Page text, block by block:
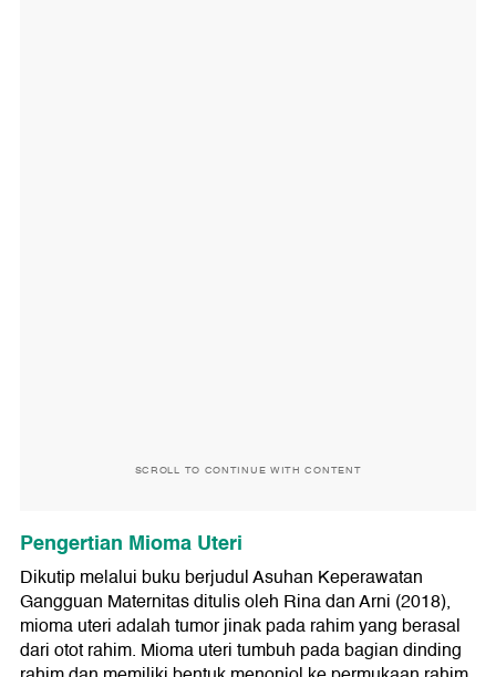
SCROLL TO CONTINUE WITH CONTENT
Pengertian Mioma Uteri
Dikutip melalui buku berjudul Asuhan Keperawatan
Gangguan Maternitas ditulis oleh Rina dan Arni (2018),
mioma uteri adalah tumor jinak pada rahim yang berasal
dari otot rahim. Mioma uteri tumbuh pada bagian dinding